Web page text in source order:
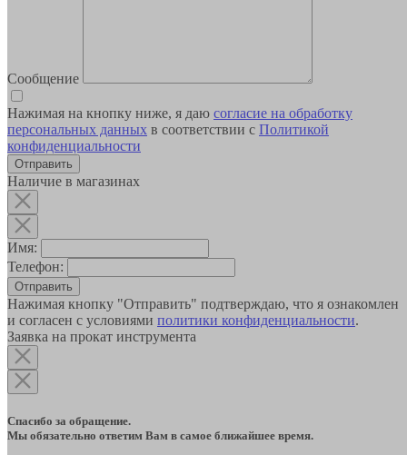
Сообщение
Нажимая на кнопку ниже, я даю согласие на обработку
персональных данных в соответствии с Политикой
конфиденциальности
Наличие в магазинах
Имя:
Телефон:
Отправить
Нажимая кнопку "Отправить" подтверждаю, что я ознакомлен
и согласен с условиями политики конфиденциальности.
Заявка на прокат инструмента
Спасибо за обращение.
Мы обязательно ответим Вам в самое ближайшее время.